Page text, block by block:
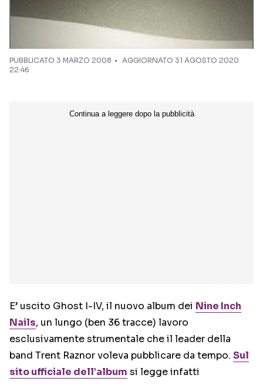
PUBBLICATO 3 MARZO 2008
AGGIORNATO 31 AGOSTO 2020
22:46
E’ uscito Ghost I-IV, il nuovo album dei Nine Inch
Nails, un lungo (ben 36 tracce) lavoro
esclusivamente strumentale che il leader della
band Trent Raznor voleva pubblicare da tempo. Sul
sito ufficiale dell’album si legge infatti